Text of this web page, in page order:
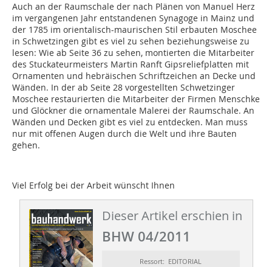
Auch an der Raumschale der nach Plänen von Manuel Herz
im vergangenen Jahr entstandenen Synagoge in Mainz und
der 1785 im orientalisch-maurischen Stil erbauten Moschee
in Schwetzingen gibt es viel zu sehen beziehungsweise zu
lesen: Wie ab Seite 36 zu sehen, montierten die Mitarbeiter
des Stuckateurmeisters Martin Ranft Gipsreliefplatten mit
Ornamenten und hebräischen Schriftzeichen an Decke und
Wänden. In der ab Seite 28 vorgestellten Schwetzinger
Moschee restaurierten die Mitarbeiter der Firmen Menschke
und Glöckner die ornamentale Malerei der Raumschale. An
Wänden und Decken gibt es viel zu entdecken. Man muss
nur mit offenen Augen durch die Welt und ihre Bauten
gehen.
Viel Erfolg bei der Arbeit wünscht Ihnen
Dieser Artikel erschien in
BHW 04/2011
Ressort: EDITORIAL